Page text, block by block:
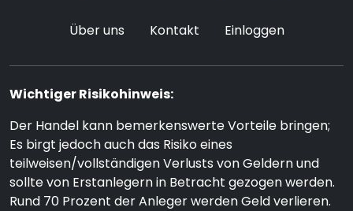
Über uns Kontakt Einloggen
Wichtiger Risikohinweis:
Der Handel kann bemerkenswerte Vorteile bringen;
Es birgt jedoch auch das Risiko eines
teilweisen/vollständigen Verlusts von Geldern und
sollte von Erstanlegern in Betracht gezogen werden.
Rund 70 Prozent der Anleger werden Geld verlieren.